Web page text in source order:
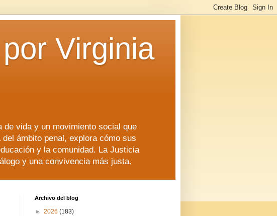
Virginia
de vida y un movimiento social que
ámbito penal, explora cómo sus
y la comunidad. La Justicia
y una convivencia más justa.
Archivo del blog
► 2026 (183)